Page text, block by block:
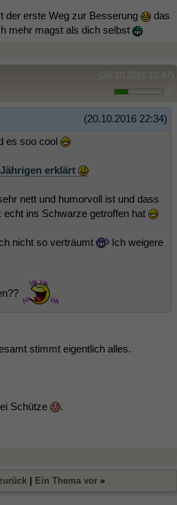
der erste Weg zur Besserung
das
mehr magst als dich selbst
(24.10.2016 12:47)
(20.10.2016 22:34)
es soo cool
erklärt
nett und humorvoll ist und dass
ins Schwarze getroffen hat
nicht so verträumt
Ich weigere
stimmt eigentlich alles.
Schütze .
Ein Thema vor »